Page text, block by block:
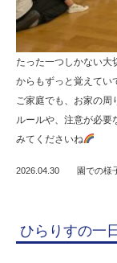
たった一つしかない大
からもずっと覚えてい
ご家庭でも、お家の周
ルールや、注意が必要
みてくださいね
2026.04.30 園での様
ひらりすの一日